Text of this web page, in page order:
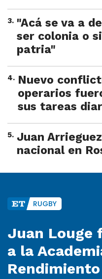
3. "Acá se va a
ser colonia o
patria"
4. Nuevo
operarios
sus tareas
5. Juan
nacional en
RUGBY
Juan Louge
a la